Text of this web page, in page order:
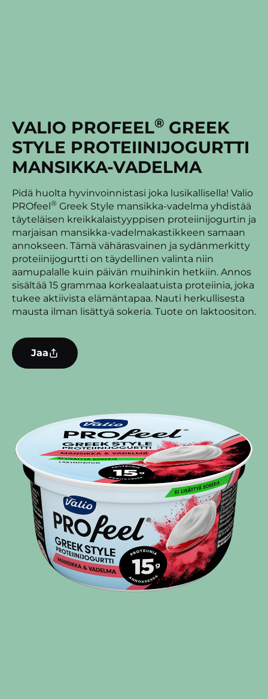
VALIO PROFEEL® GREEK
STYLE PROTEIINI­JO­GURTTI
MANSIKKA-VADELMA
Pidä huolta hyvinvoinnistasi joka lusikallisella! Valio
PROfeel® Greek Style mansikka-vadelma yhdistää
täyteläisen kreikkalaistyyppisen proteiinijogurtin ja
marjaisan mansikka-vadelmakastikkeen samaan
annokseen. Tämä vähärasvainen ja sydänmerkitty
proteiinijogurtti on täydellinen valinta niin
aamupalalle kuin päivän muihinkin hetkiin. Annos
sisältää 15 grammaa korkealaatuista proteiinia, joka
tukee aktiivista elämäntapaa. Nauti herkullisesta
mausta ilman lisättyä sokeria. Tuote on laktoositon.
Jaa